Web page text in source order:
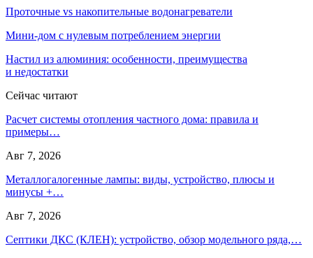
Проточные vs накопительные водонагреватели
Мини-дом с нулевым потреблением энергии
Настил из алюминия: особенности, преимущества
и недостатки
Сейчас читают
Расчет системы отопления частного дома: правила и
примеры…
Авг 7, 2026
Металлогалогенные лампы: виды, устройство, плюсы и
минусы +…
Авг 7, 2026
Септики ДКС (КЛЕН): устройство, обзор модельного ряда,…